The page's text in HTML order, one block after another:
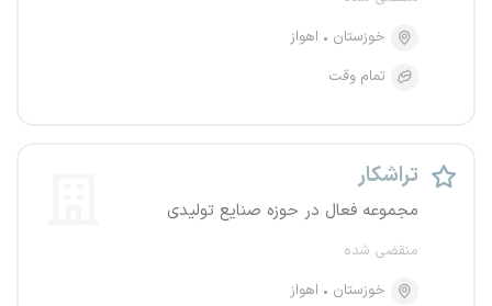
خوزستان
اهواز
تمام وقت
تراشکار
مجموعه فعال در حوزه صنایع تولیدی
منقضی شده
خوزستان
اهواز